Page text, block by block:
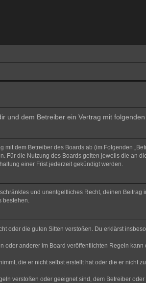
und dem Betreiber ein Vertrag mit
mit dem Betreiber des Boards ab (im Folgenden
Für die Nutzung des Boards gelten jeweils die an
einer Frist jederzeit gekündigt werden.
und unentgeltliches Recht, deinen Beitrag
bestehen.
oder die guten Sitten verstoßen. Du erklärst
anderer im Board veröffentlichten Regeln
die er nicht selbst erstellt hat oder die er nicht
verstoßen oder geeignet sind, dem Betreiber